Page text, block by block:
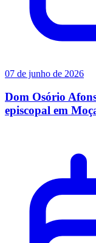
07 de junho de 2026
Dom Osório
episcopal em